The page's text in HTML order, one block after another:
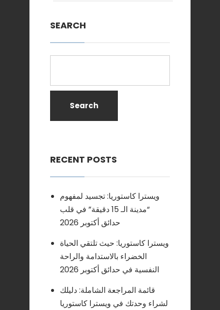
SEARCH
Search
RECENT POSTS
ويسترا كاستوريا: تجسيد لمفهوم
“مدينة الـ 15 دقيقة” في قلب
حدائق أكتوبر 2026
ويسترا كاستوريا: حيث تلتقي الحياة
الخضراء بالاستدامة والراحة
النفسية في حدائق أكتوبر 2026
قائمة المراجعة الشاملة: دليلك
لشراء وحدتك في ويسترا كاستوريا